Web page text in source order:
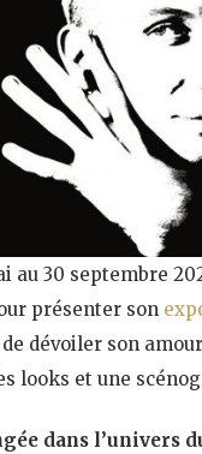
au 30 septembre
présenter son
dévoiler son
looks et une
dans l’univers